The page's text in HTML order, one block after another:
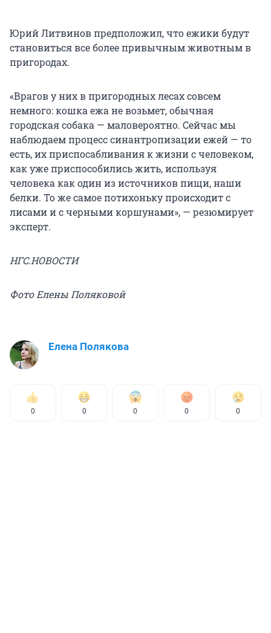
Юрий Литвинов предположил, что ежики будут
становиться все более привычным животным в
пригородах.
«Врагов у них в пригородных лесах совсем
немного: кошка ежа не возьмет, обычная
городская собака — маловероятно. Сейчас мы
наблюдаем процесс синантропизации ежей — то
есть, их приспосабливания к жизни с человеком,
как уже приспособились жить, используя
человека как один из источников пищи, наши
белки. То же самое потихоньку происходит с
лисами и с черными коршунами», — резюмирует
эксперт.
НГС.НОВОСТИ
Фото Елены Поляковой
Елена Полякова
0 0 0 0 0